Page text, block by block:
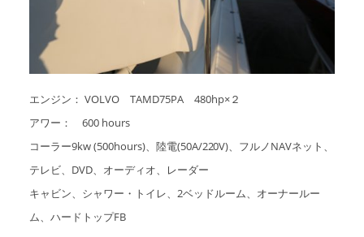
エンジン： VOLVO TAMD75PA 480hp×２
アワー： 600 hours
コーラー9kw (500hours)、陸電(50A/220V)、フルノNAVネット、
テレビ、DVD、オーディオ、レーダー
キャビン、シャワー・トイレ、2ベッドルーム、オーナールー
ム、ハードトップFB